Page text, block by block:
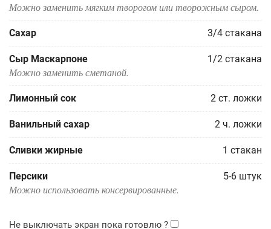
Можно заменить мягким творогом или творожным сыром.
Сахар 3/4 стакана
Сыр Маскарпоне 1/2 стакана
Можно заменить сметаной.
Лимонный сок 2 ст. ложки
Ванильный сахар 2 ч. ложки
Сливки жирные 1 стакан
Персики 5-6 штук
Можно использовать консервированные.